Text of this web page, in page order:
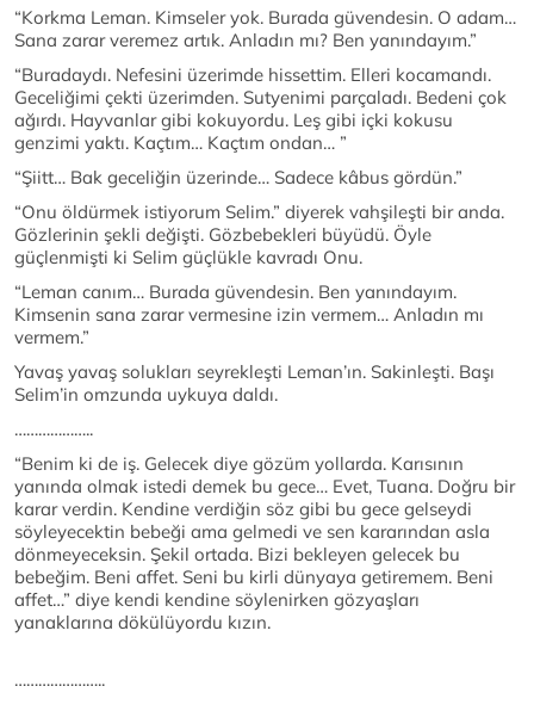
“Korkma Leman. Kimseler yok. Burada güvendesin. O adam…
Sana zarar veremez artık. Anladın mı? Ben yanındayım.”
“Buradaydı. Nefesini üzerimde hissettim. Elleri kocamandı.
Geceliğimi çekti üzerimden. Sutyenimi parçaladı. Bedeni çok
ağırdı. Hayvanlar gibi kokuyordu. Leş gibi içki kokusu
genzimi yaktı. Kaçtım… Kaçtım ondan… ”
“Şiitt… Bak geceliğin üzerinde… Sadece kâbus gördün.”
“Onu öldürmek istiyorum Selim.” diyerek vahşileşti bir anda.
Gözlerinin şekli değişti. Gözbebekleri büyüdü. Öyle
güçlenmişti ki Selim güçlükle kavradı Onu.
“Leman canım… Burada güvendesin. Ben yanındayım.
Kimsenin sana zarar vermesine izin vermem… Anladın mı
vermem.”
Yavaş yavaş solukları seyrekleşti Leman’ın. Sakinleşti. Başı
Selim’in omzunda uykuya daldı.
………………..
“Benim ki de iş. Gelecek diye gözüm yollarda. Karısının
yanında olmak istedi demek bu gece… Evet, Tuana. Doğru bir
karar verdin. Kendine verdiğin söz gibi bu gece gelseydi
söyleyecektin bebeği ama gelmedi ve sen kararından asla
dönmeyeceksin. Şekil ortada. Bizi bekleyen gelecek bu
bebeğim. Beni affet. Seni bu kirli dünyaya getiremem. Beni
affet…” diye kendi kendine söylenirken gözyaşları
yanaklarına dökülüyordu kızın.
…………………..